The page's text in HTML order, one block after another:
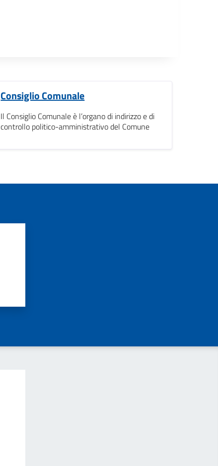
Consiglio Comunale
Il Consiglio Comunale è l’organo di indirizzo e di
controllo politico-amministrativo del Comune